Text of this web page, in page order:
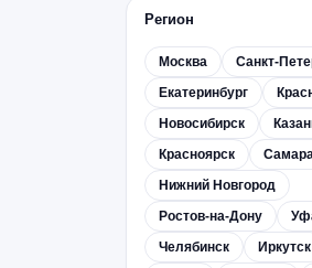
изготовление
изготовление
изготовление
ограждений
изготовление
перегородок
изготовление
изготовление
столешниц
изготовление
Регион
Москва
Санкт-
Екатеринбург
Новосибирск
Красноярск
Нижний Новгород
Ростов-на-Дону
Челябинск
Иркутск